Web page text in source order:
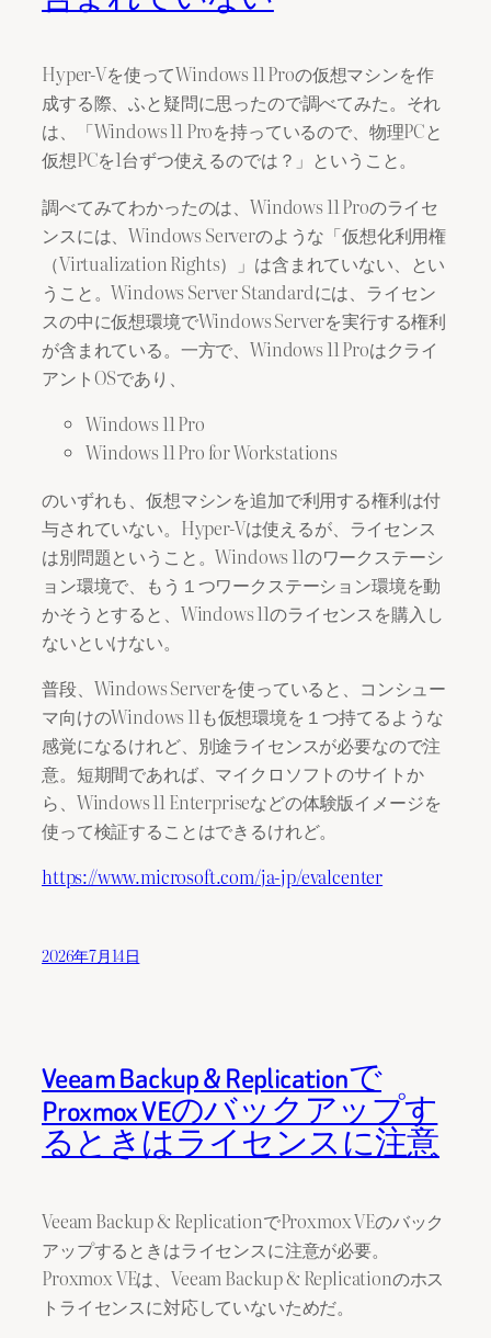
Hyper-Vを使ってWindows 11 Proの仮想マシンを作
成する際、ふと疑問に思ったので調べてみた。それ
は、「Windows 11 Proを持っているので、物理PCと
仮想PCを1台ずつ使えるのでは？」ということ。
調べてみてわかったのは、Windows 11 Proのライセ
ンスには、Windows Serverのような「仮想化利用権
（Virtualization Rights）」は含まれていない、とい
うこと。Windows Server Standardには、ライセン
スの中に仮想環境でWindows Serverを実行する権利
が含まれている。一方で、Windows 11 Proはクライ
アントOSであり、
Windows 11 Pro
Windows 11 Pro for Workstations
のいずれも、仮想マシンを追加で利用する権利は付
与されていない。Hyper-Vは使えるが、ライセンス
は別問題ということ。Windows 11のワークステーシ
ョン環境で、もう１つワークステーション環境を動
かそうとすると、Windows 11のライセンスを購入し
ないといけない。
普段、Windows Serverを使っていると、コンシュー
マ向けのWindows 11も仮想環境を１つ持てるような
感覚になるけれど、別途ライセンスが必要なので注
意。短期間であれば、マイクロソフトのサイトか
ら、Windows 11 Enterpriseなどの体験版イメージを
使って検証することはできるけれど。
https://www.microsoft.com/ja-jp/evalcenter
2026年7月14日
Veeam Backup & Replicationで
Proxmox VEのバックアップす
るときはライセンスに注意
Veeam Backup & ReplicationでProxmox VEのバック
アップするときはライセンスに注意が必要。
Proxmox VEは、Veeam Backup & Replicationのホス
トライセンスに対応していないためだ。